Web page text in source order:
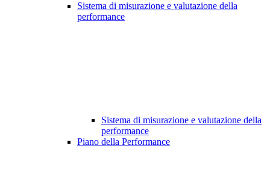
Sistema di misurazione e valutazione della
performance
Sistema di misurazione e valutazione della
performance
Piano della Performance